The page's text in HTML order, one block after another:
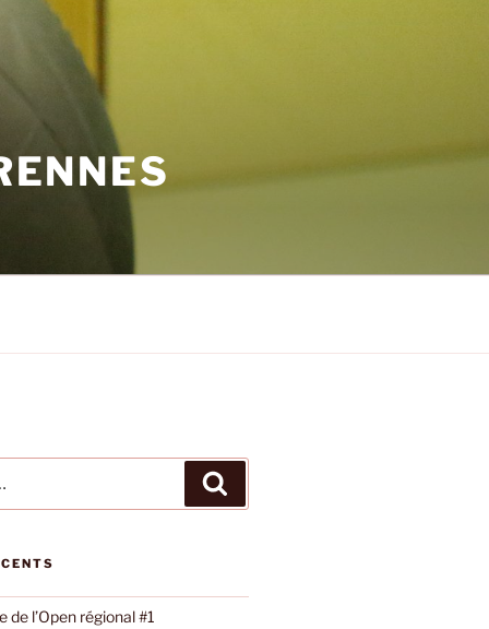
de l’Open régional #1